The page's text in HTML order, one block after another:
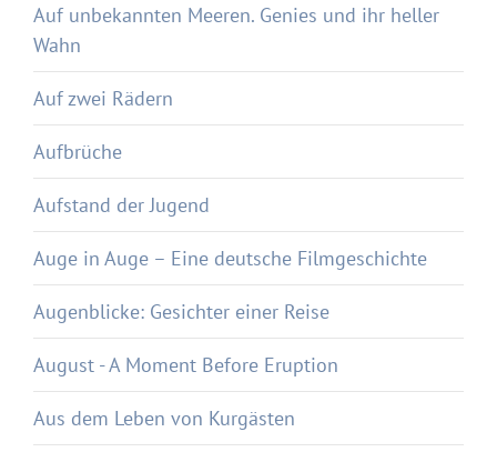
Auf unbekannten Meeren. Genies und ihr heller
Wahn
Auf zwei Rädern
Aufbrüche
Aufstand der Jugend
Auge in Auge – Eine deutsche Filmgeschichte
Augenblicke: Gesichter einer Reise
August - A Moment Before Eruption
Aus dem Leben von Kurgästen